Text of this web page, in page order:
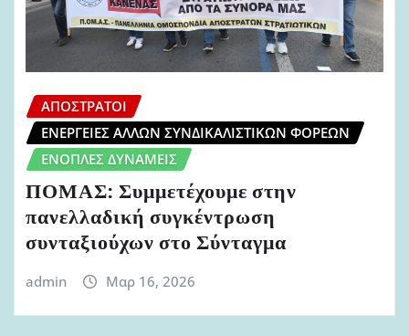
ΑΠΌΣΤΡΑΤΟΙ
ΕΝΈΡΓΕΙΕΣ ΆΛΛΩΝ ΣΥΝΔΙΚΑΛΙΣΤΙΚΏΝ ΦΟΡΈΩΝ
ΈΝΟΠΛΕΣ ΔΥΝΆΜΕΙΣ
ΠΟΜΑΣ: Συμμετέχουμε στην
πανελλαδική συγκέντρωση
συνταξιούχων στο Σύνταγμα
admin Μαρ 16, 2026